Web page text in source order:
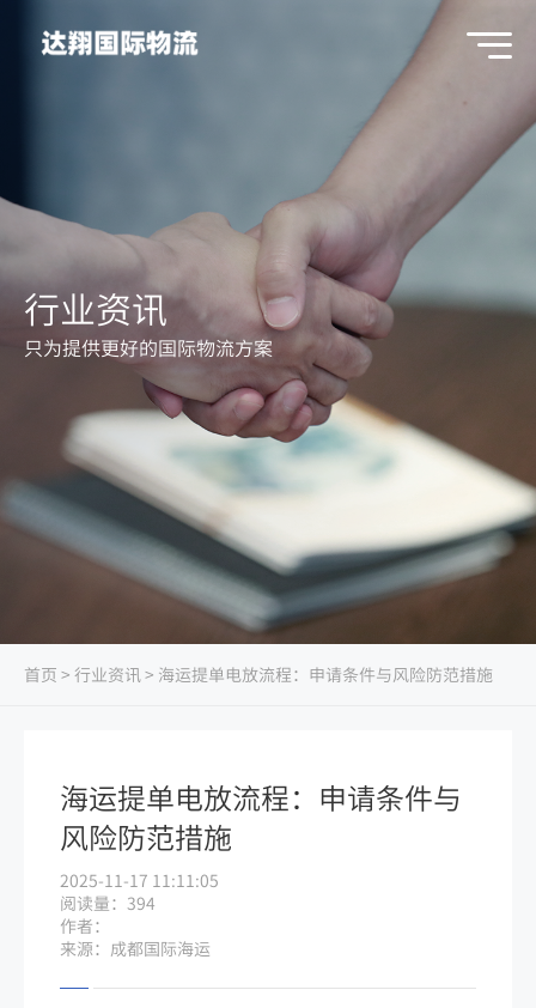
行业资讯
只为提供更好的国际物流方案
首页 > 行业资讯> 海运提单电放流程：申请条件与风险防范措施
海运提单电放流程：申请条件与
风险防范措施
2025-11-17 11:11:05
阅读量：394
作者：
来源：成都国际海运